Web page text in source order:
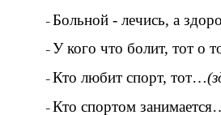
Больной - лечись, а
У кого что болит, тот о
Кто любит спорт, тот…
Кто спортом